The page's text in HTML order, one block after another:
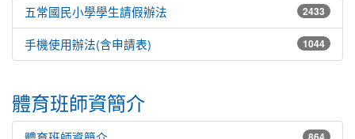
2433
五常國民小學學生請假辦法
1044
手機使用辦法(含申請表)
體育班師資簡介